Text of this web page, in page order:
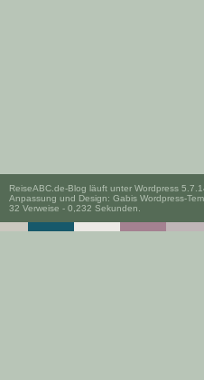
ReiseABC.de-Blog läuft unter Wordpress
Anpassung und Design: Gabis Wordpress-
32 Verweise - 0,232 Sekunden.